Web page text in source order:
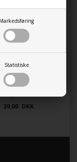
Markedsføring
Statistiske
39,00 DKK